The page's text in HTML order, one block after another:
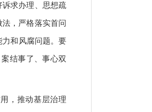
求办理、思想疏
，严格落实首问
和风腐问题。要
结事了、事心双
，推动基层治理